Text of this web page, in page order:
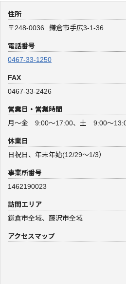
住所
〒248-0036
鎌倉市手広3-1-36
電話番号
0467-33-1250
FAX
0467-33-2426
営業日・営業時間
月～金 9:00～17:00、土 9:00～
休業日
日祝日、年末年始(12/29～1/3）
事業所番号
1462190023
訪問エリア
鎌倉市全域、藤沢市全域
アクセスマップ